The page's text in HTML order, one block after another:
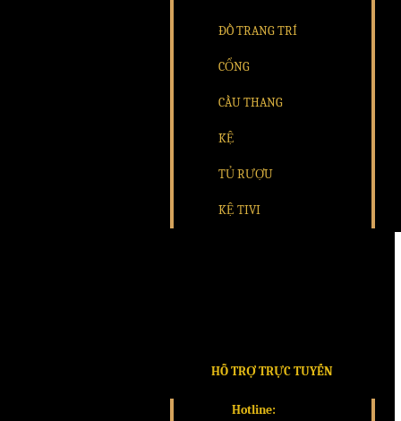
ĐỒ TRANG TRÍ
CỔNG
CẦU THANG
KỆ
TỦ RƯỢU
KỆ TIVI
HỖ TRỢ TRỰC TUYẾN
Hotline: